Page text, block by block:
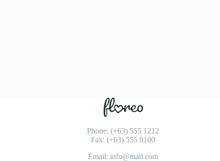
Phone: (+63) 555 1212
Fax: (+63) 555 0100
Email: info@mail.com